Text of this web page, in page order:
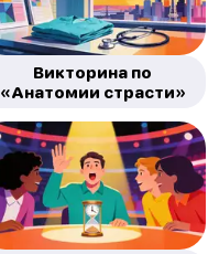
Викторина по
«Анатомии страсти»